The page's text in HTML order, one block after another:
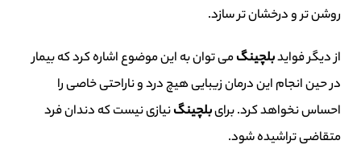
روشن تر و درخشان ترسازد.
از دیگرفوایدبلچینگمیتوان به اینموضوع اشاره کرد که بیمار
در حینانجام ایندرمان زیباییهیچدرد و ناراحتیخاصیرا
احساس نخواهدکرد. برایبلچینگنیازی نیست که دندان فرد
متقاضی تراشیده شود.